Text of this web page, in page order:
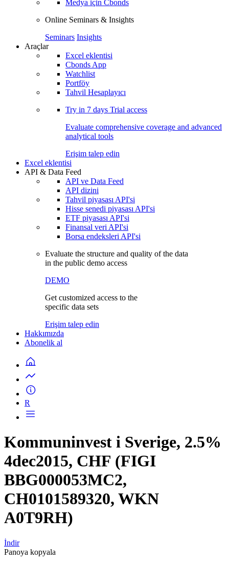
Medya için Cbonds
Online Seminars & Insights
Seminars Insights
Araçlar
Excel eklentisi
Cbonds App
Watchlist
Portföy
Tahvil Hesaplayıcı
Try in 7 days Trial access
Evaluate comprehensive coverage and advanced
analytical tools
Erişim talep edin
Excel eklentisi
API & Data Feed
API ve Data Feed
API dizini
Tahvil piyasası API'si
Hisse senedi piyasası API'si
ETF piyasası API'si
Finansal veri API'si
Borsa endeksleri API'si
Evaluate the structure and quality of the data
in the public demo access
DEMO
Get customized access to the
specific data sets
Erişim talep edin
Hakkımızda
Abonelik al
R
Kommuninvest i Sverige, 2.5%
4dec2015, CHF (FIGI
BBG000053MC2,
CH0101589320, WKN
A0T9RH)
İndir
Panoya kopyala